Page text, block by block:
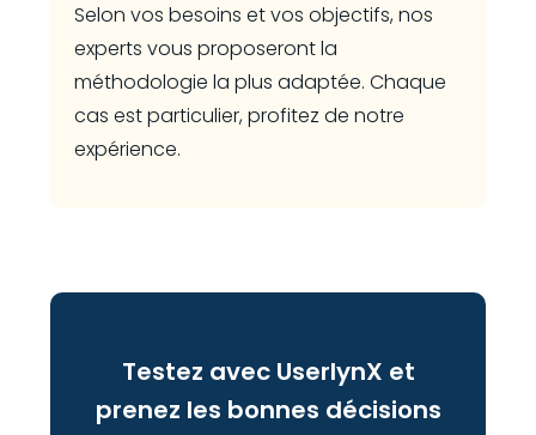
Selon vos besoins et vos objectifs, nos
experts vous proposeront la
méthodologie la plus adaptée. Chaque
cas est particulier, profitez de notre
expérience.
Testez avec UserlynX et
prenez les bonnes décisions